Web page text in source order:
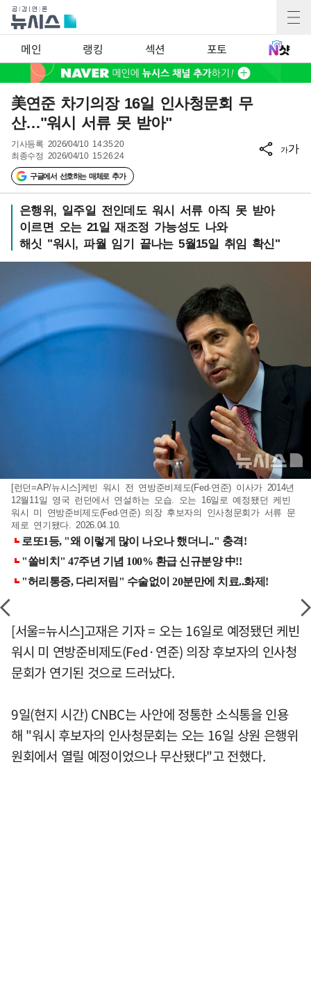
메인 랭킹 섹션 포토
美연준 차기의장 16일 인사청문회 무
산…"워시 서류 못 받아"
기사등록 2026/04/10 14:35:20
최종수정 2026/04/10 15:26:24
구글에서 선호하는 매체로 추가
가가
은행위, 일주일 전인데도 워시 서류 아직 못 받아
이르면 오는 21일 재조정 가능성도 나와
해싯 "워시, 파월 임기 끝나는 5월15일 취임 확신"
[런던=AP/뉴시스]케빈 워시 전 연방준비제도(Fed·연준) 이사가 2014년
12월11일 영국 런던에서 연설하는 모습. 오는 16일로 예정됐던 케빈
워시 미 연방준비제도(Fed·연준) 의장 후보자의 인사청문회가 서류 문
제로 연기됐다. 2026.04.10.
[서울=뉴시스]고재은 기자 = 오는 16일로 예정됐던 케빈
워시 미 연방준비제도(Fed·연준) 의장 후보자의 인사청
문회가 연기된 것으로 드러났다.
9일(현지 시간) CNBC는 사안에 정통한 소식통을 인용
해 "워시 후보자의 인사청문회는 오는 16일 상원 은행위
원회에서 열릴 예정이었으나 무산됐다"고 전했다.